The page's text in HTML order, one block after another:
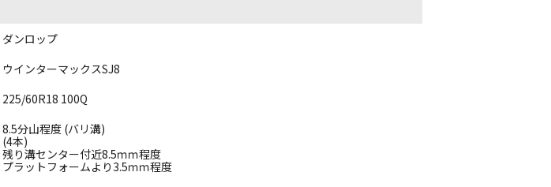
ダンロップ
ウインターマックスSJ8
225/60R18 100Q
8.5分山程度 (バリ溝)
(4本)
残り溝センター付近8.5ｍｍ程度
プラットフォームより3.5ｍｍ程度